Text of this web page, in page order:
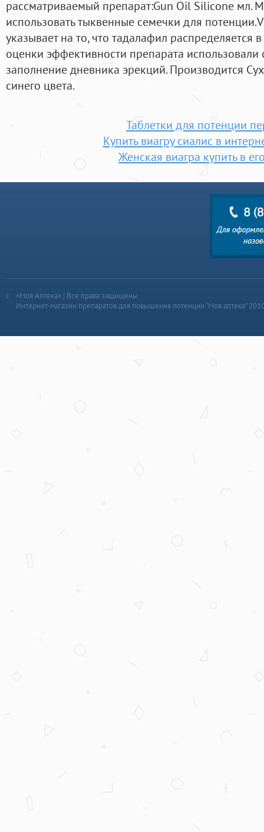
рассматриваемый препарат:Gun Oil Silicone мл.
использовать тыквенные семечки для
указывает на то, что тадалафил распределяется
оценки эффективности препарата
заполнение дневника эрекций. Производится
синего цвета.
Таблетки для потенции
Купить виагру сиалис в
Женская виагра купить в
«Моя Аптека» | Все права защищены
Интернет-магазин препаратов для повышения потенции “Моя аптека”